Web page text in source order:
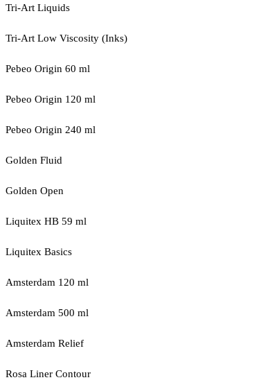
Tri-Art Liquids
Tri-Art Low Viscosity (Inks)
Pebeo Origin 60 ml
Pebeo Origin 120 ml
Pebeo Origin 240 ml
Golden Fluid
Golden Open
Liquitex HB 59 ml
Liquitex Basics
Amsterdam 120 ml
Amsterdam 500 ml
Amsterdam Relief
Rosa Liner Contour